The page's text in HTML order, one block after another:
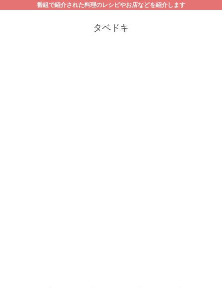
番組で紹介された料理のレシピやお店などを紹介します
タベドキ